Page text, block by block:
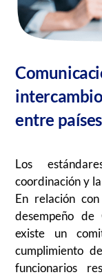
entre
Los
coordinación y
En relación
desempeño
existe un
cumplimiento
funcionarios